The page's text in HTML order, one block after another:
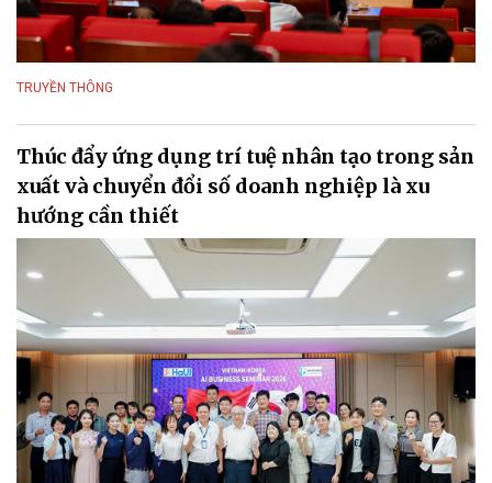
TRUYỀN THÔNG
Thúc đẩy ứng dụng trí tuệ nhân tạo trong sản
xuất và chuyển đổi số doanh nghiệp là xu
hướng cần thiết